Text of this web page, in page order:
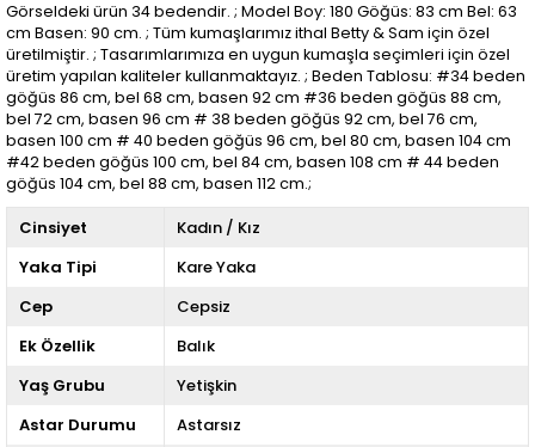
Görseldeki ürün 34 bedendir. ; Model Boy: 180 Göğüs: 83 cm Bel: 63
cm Basen: 90 cm. ; Tüm kumaşlarımız ithal Betty & Sam için özel
üretilmiştir. ; Tasarımlarımıza en uygun kumaşla seçimleri için özel
üretim yapılan kaliteler kullanmaktayız. ; Beden Tablosu: #34 beden
göğüs 86 cm, bel 68 cm, basen 92 cm #36 beden göğüs 88 cm,
bel 72 cm, basen 96 cm # 38 beden göğüs 92 cm, bel 76 cm,
basen 100 cm # 40 beden göğüs 96 cm, bel 80 cm, basen 104 cm
#42 beden göğüs 100 cm, bel 84 cm, basen 108 cm # 44 beden
göğüs 104 cm, bel 88 cm, basen 112 cm.;
Cinsiyet
Kadın / Kız
Yaka Tipi
Kare Yaka
Cep
Cepsiz
Ek Özellik
Balık
Yaş Grubu
Yetişkin
Astar Durumu
Astarsız